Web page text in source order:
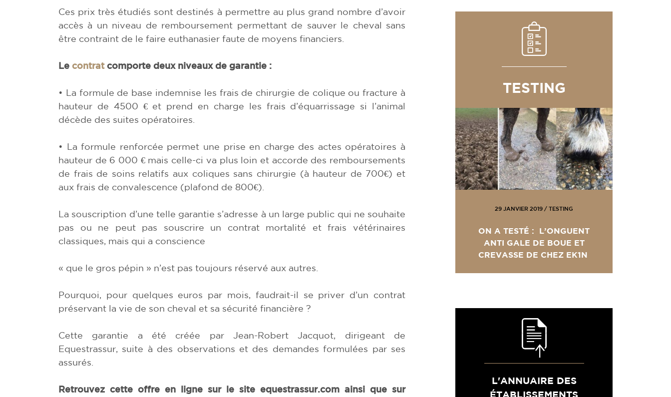
Ces prix très étudiés sont destinés à permettre au plus grand nombre d’avoir
accès à un niveau de remboursement permettant de sauver le cheval sans
être contraint de le faire euthanasier faute de moyens financiers.
Le contrat comporte deux niveaux de garantie :
• La formule de base indemnise les frais de chirurgie de colique ou fracture à
hauteur de 4500 € et prend en charge les frais d’équarrissage si l’animal
décède des suites opératoires.
• La formule renforcée permet une prise en charge des actes opératoires à
hauteur de 6 000 € mais celle-ci va plus loin et accorde des remboursements
de frais de soins relatifs aux coliques sans chirurgie (à hauteur de 700€) et
aux frais de convalescence (plafond de 800€).
La souscription d’une telle garantie s’adresse à un large public qui ne souhaite
pas ou ne peut pas souscrire un contrat mortalité et frais vétérinaires
classiques, mais qui a conscience
« que le gros pépin » n’est pas toujours réservé aux autres.
Pourquoi, pour quelques euros par mois, faudrait-il se priver d’un contrat
préservant la vie de son cheval et sa sécurité financière ?
Cette garantie a été créée par Jean-Robert Jacquot, dirigeant de
Equestrassur, suite à des observations et des demandes formulées par ses
assurés.
Retrouvez cette offre en ligne sur le site equestrassur.com ainsi que sur
TESTING
29 JANVIER 2019 / TESTING
ON A TESTÉ : L’ONGUENT
ANTI GALE DE BOUE ET
CREVASSE DE CHEZ EK1N
L'ANNUAIRE DES
ÉTABLISSEMENTS